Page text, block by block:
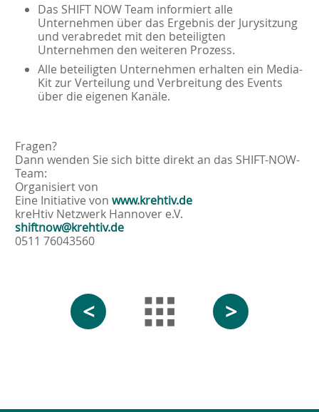
Das SHIFT NOW Team informiert alle
Unternehmen über das Ergebnis der Jurysitzung
und verabredet mit den beteiligten
Unternehmen den weiteren Prozess.
Alle beteiligten Unternehmen erhalten ein Media-
Kit zur Verteilung und Verbreitung des Events
über die eigenen Kanäle.
Fragen?
Dann wenden Sie sich bitte direkt an das SHIFT-NOW-
Team:
Organisiert von
Eine Initiative von www.krehtiv.de
kreHtiv Netzwerk Hannover e.V.
shiftnow@krehtiv.de
0511 76043560
< >